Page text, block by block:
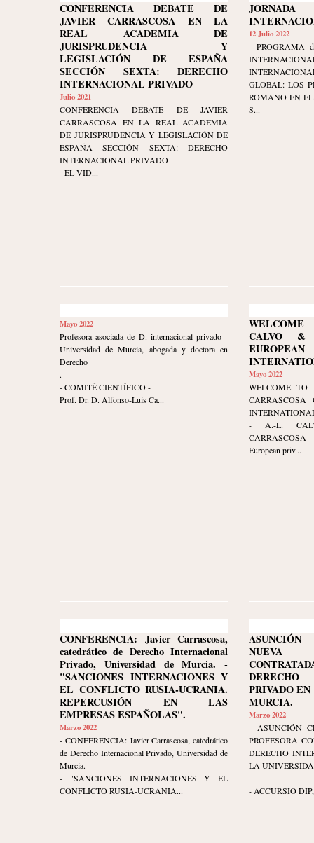
CONFERENCIA DEBATE DE
JAVIER CARRASCOSA EN LA
REAL ACADEMIA DE
JURISPRUDENCIA Y
LEGISLACIÓN DE ESPAÑA
SECCIÓN SEXTA: DERECHO
INTERNACIONAL PRIVADO
Julio 2021
CONFERENCIA DEBATE DE JAVIER
CARRASCOSA EN LA REAL ACADEMIA
DE JURISPRUDENCIA Y LEGISLACIÓN DE
ESPAÑA SECCIÓN SEXTA: DERECHO
INTERNACIONAL PRIVADO
- EL VID...
12 Julio 2022
- PROGRAMA
GLOBAL: LOS
ROMANO EN
S...
Mayo 2022
Profesora asociada de D. internacional privado -
Universidad de Murcia, abogada y doctora en
Derecho
.
- COMITÉ CIENTÍFICO -
Prof. Dr. D. Alfonso-Luis Ca...
CALVO &
Mayo 2022
WELCOME
CARRASCOSA
- A.-L.
European priv...
CONFERENCIA: Javier Carrascosa,
catedrático de Derecho Internacional
Privado, Universidad de Murcia. -
"SANCIONES INTERNACIONES Y
EL CONFLICTO RUSIA-UCRANIA.
REPERCUSIÓN EN LAS
EMPRESAS ESPAÑOLAS".
Marzo 2022
- CONFERENCIA: Javier Carrascosa, catedrático
de Derecho Internacional Privado, Universidad de
Murcia.
- "SANCIONES INTERNACIONES Y EL
CONFLICTO RUSIA-UCRANIA...
NUEVA
PRIVADO
MURCIA.
Marzo 2022
- ASUNCIÓN
PROFESORA
DERECHO
LA
.
- ACCURSIO